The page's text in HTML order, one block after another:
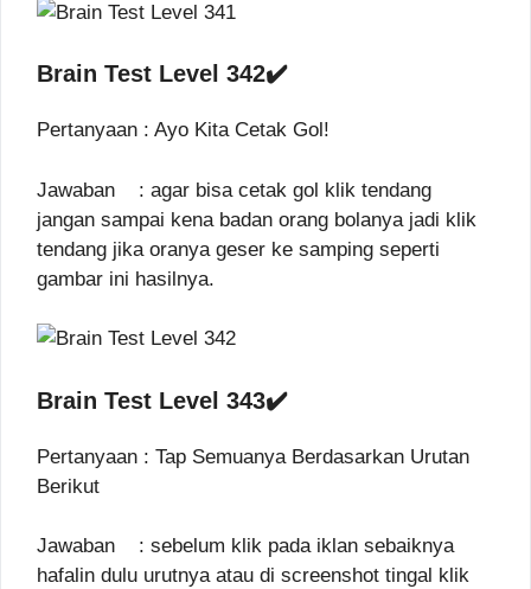
Brain Test Level 342✔️
Pertanyaan : Ayo Kita Cetak Gol!
Jawaban : agar bisa cetak gol klik tendang
jangan sampai kena badan orang bolanya jadi klik
tendang jika oranya geser ke samping seperti
gambar ini hasilnya.
Brain Test Level 343✔️
Pertanyaan : Tap Semuanya Berdasarkan Urutan
Berikut
Jawaban : sebelum klik pada iklan sebaiknya
hafalin dulu urutnya atau di screenshot tingal klik